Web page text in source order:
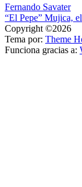
Navegación
de
entradas
Fernando Savater
“El Pepe” Mujica,
Copyright ©2026
Tema por: Theme
Funciona gracias a: